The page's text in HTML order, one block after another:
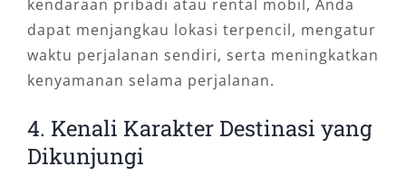
kendaraan pribadi atau rental mobil, Anda
dapat menjangkau lokasi terpencil, mengatur
waktu perjalanan sendiri, serta meningkatkan
kenyamanan selama perjalanan.
4. Kenali Karakter Destinasi yang
Dikunjungi